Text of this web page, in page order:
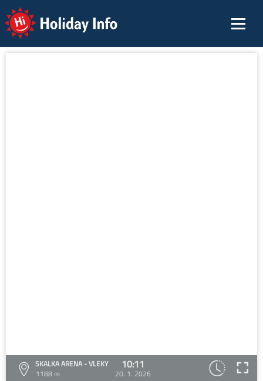
Holiday Info
SKALKA ARENA - VLEKY
1188 m
10:11
20. 1. 2026